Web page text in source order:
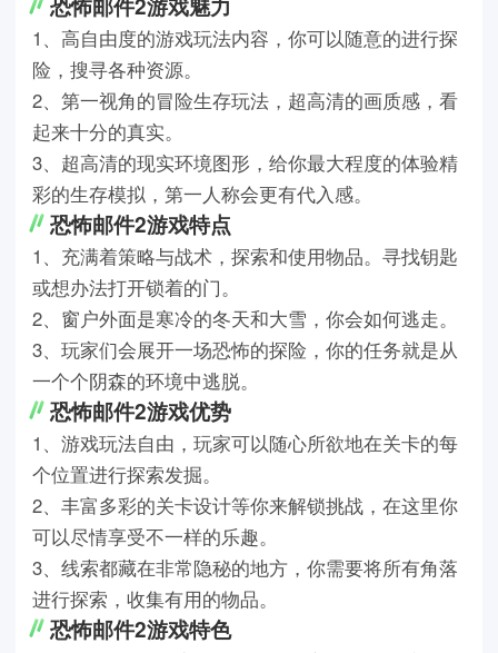
1、高自由度的游戏玩法内容，你可以随意的进行探
险，搜寻各种资源。
2、第一视角的冒险生存玩法，超高清的画质感，看
起来十分的真实。
3、超高清的现实环境图形，给你最大程度的体验精
彩的生存模拟，第一人称会更有代入感。
恐怖邮件2游戏特点
1、充满着策略与战术，探索和使用物品。寻找钥匙
或想办法打开锁着的门。
2、窗户外面是寒冷的冬天和大雪，你会如何逃走。
3、玩家们会展开一场恐怖的探险，你的任务就是从
一个个阴森的环境中逃脱。
恐怖邮件2游戏优势
1、游戏玩法自由，玩家可以随心所欲地在关卡的每
个位置进行探索发掘。
2、丰富多彩的关卡设计等你来解锁挑战，在这里你
可以尽情享受不一样的乐趣。
3、线索都藏在非常隐秘的地方，你需要将所有角落
进行探索，收集有用的物品。
恐怖邮件2游戏特色